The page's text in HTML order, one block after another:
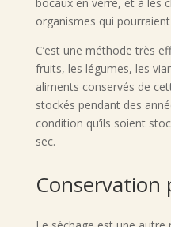
organismes qui
C’est une méthode très
fruits, les légumes, les
aliments conservés de
stockés pendant des
condition qu’ils soient
sec.
Conservation